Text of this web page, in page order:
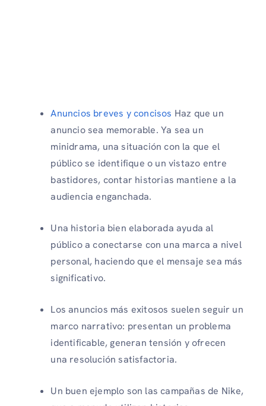
Anuncios breves y concisos Haz que un
anuncio sea memorable. Ya sea un
minidrama, una situación con la que el
público se identifique o un vistazo entre
bastidores, contar historias mantiene a la
audiencia enganchada.
Una historia bien elaborada ayuda al
público a conectarse con una marca a nivel
personal, haciendo que el mensaje sea más
significativo.
Los anuncios más exitosos suelen seguir un
marco narrativo: presentan un problema
identificable, generan tensión y ofrecen
una resolución satisfactoria.
Un buen ejemplo son las campañas de Nike,